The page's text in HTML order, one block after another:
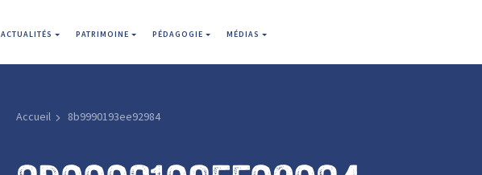
ACTUALITÉS PATRIMOINE PÉDAGOGIE MÉDIAS
Accueil 8b9990193ee92984